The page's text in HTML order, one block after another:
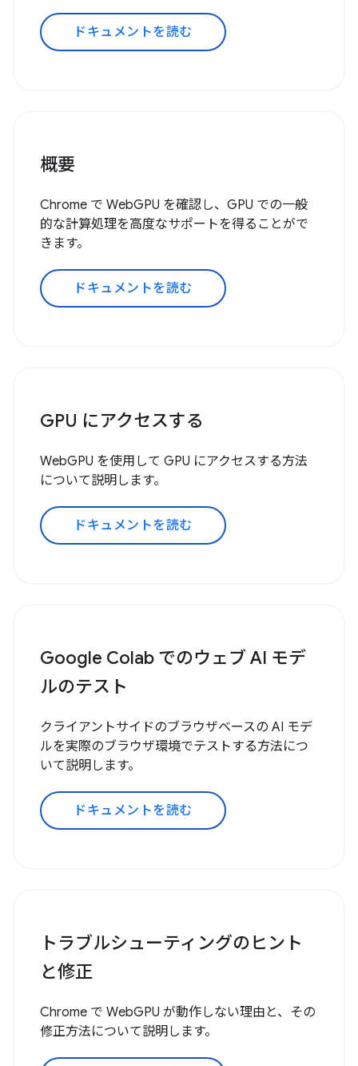
ドキュメントを読む
概要
Chrome で WebGPU を確認し、GPU での一般
的な計算処理を高度なサポートを得ることがで
きます。
ドキュメントを読む
GPU にアクセスする
WebGPU を使用して GPU にアクセスする方法
について説明します。
ドキュメントを読む
Google Colab でのウェブ AI モデ
ルのテスト
クライアントサイドのブラウザベースの AI モデ
ルを実際のブラウザ環境でテストする方法につ
いて説明します。
ドキュメントを読む
トラブルシューティングのヒント
と修正
Chrome で WebGPU が動作しない理由と、その
修正方法について説明します。